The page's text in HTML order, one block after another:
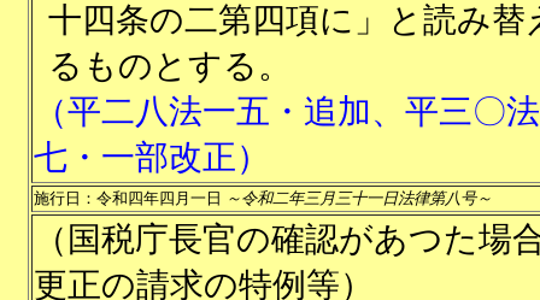
十四条の二第四項に」と読み替
るものとする。
（平二八法一五・追加、平三〇法
七・一部改正）
施行日：令和四年四月一日 ～令和二年三月三十一日法律第八号～
（国税庁長官の確認があつた場
更正の請求の特例等）